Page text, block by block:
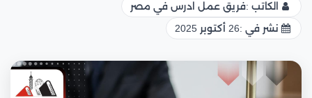
الكاتب :فريق عمل ادرس في مصر
نشر في :26 أكتوبر 2025